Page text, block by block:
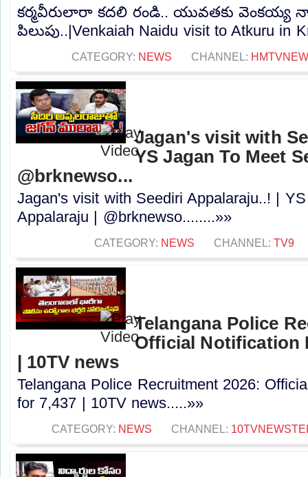
కర్మవీరులారా కదలి రండి.. యువతకు వెంకయ్య
పిలుపు..|Venkaiah Naidu visit to Atkuru in
CATEGORY: NEWS CHANNEL:
Jagan's visit with
YS Jagan To Meet
@brknewso...
Jagan's visit with Seediri Appalaraju..! |
Appalaraju | @brknewso........»»
CATEGORY: NEWS CHANNEL: TV9
Telangana Police
Official Notification
| 10TV news
Telangana Police Recruitment 2026:
for 7,437 | 10TV news.....»»
CATEGORY: NEWS CHANNEL: